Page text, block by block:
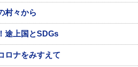
村々から
途上国とSDGs
ロナをみすえて